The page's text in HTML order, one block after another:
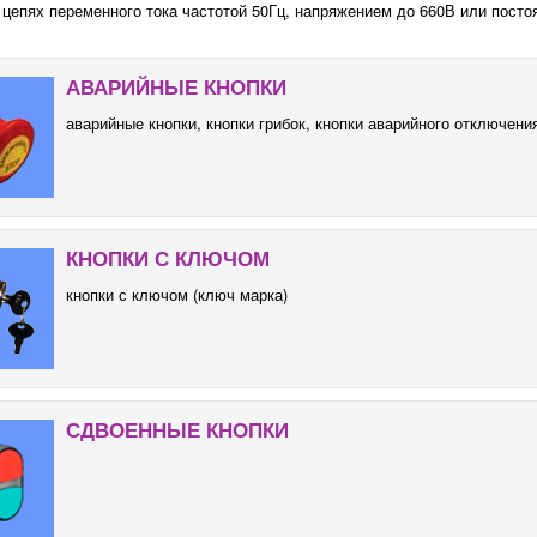
переменного тока частотой 50Гц, напряжением до 660В или
АВАРИЙНЫЕ КНОПКИ
аварийные кнопки, кнопки грибок, кнопки аварийного
КНОПКИ С КЛЮЧОМ
кнопки с ключом (ключ марка)
СДВОЕННЫЕ КНОПКИ